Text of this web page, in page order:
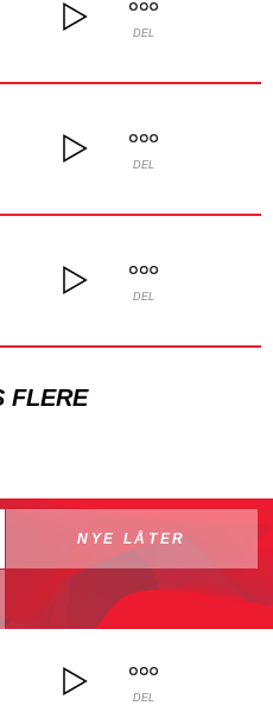
DEL
DEL
DEL
FLERE
NYE LÅTER
DEL